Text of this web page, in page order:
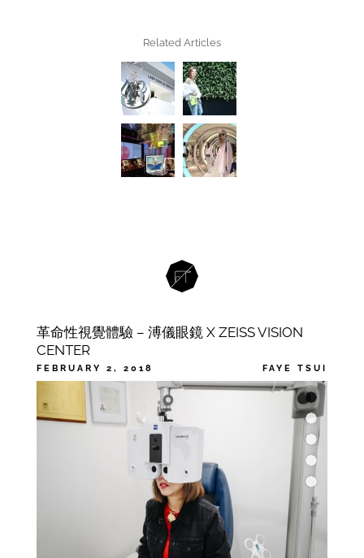
Related Articles
革命性視覺體驗 – 溥儀眼鏡 X ZEISS VISION
CENTER
FEBRUARY 2, 2018 FAYE TSUI